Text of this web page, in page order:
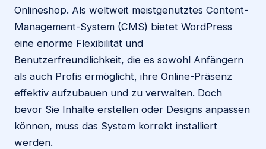
Onlineshop. Als weltweit meistgenutztes Content-
Management-System (CMS) bietet WordPress
eine enorme Flexibilität und
Benutzerfreundlichkeit, die es sowohl Anfängern
als auch Profis ermöglicht, ihre Online-Präsenz
effektiv aufzubauen und zu verwalten. Doch
bevor Sie Inhalte erstellen oder Designs anpassen
können, muss das System korrekt installiert
werden.